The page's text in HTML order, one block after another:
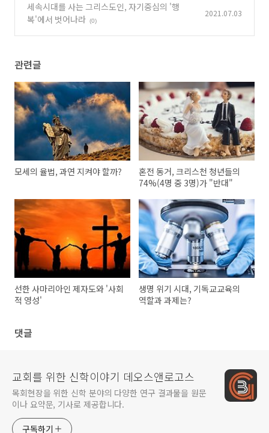
세속시대를 사는 그리스도인, 자기중심의 '행
복'에서 벗어나라 (0)
2021.07.03
관련글
모세의 율법, 과연 지켜야 할까?
혼전 동거, 크리스천 청년들의
74%(4명 중 3명)가 "반대"
선한 사마리아인 제자도와 '사회
적 영성'
생명 위기 시대, 기독교교육의
역할과 과제는?
댓글
교회를 위한 신학이야기 데오스앤로고스
목회현장을 위한 신학 분야의 다양한 연구 결과물을 원문
이나 요약문, 기사로 제공합니다.
구독하기